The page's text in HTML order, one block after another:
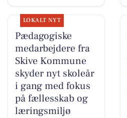
LOKALT NYT
Pædagogiske
medarbejdere fra
Skive Kommune
skyder nyt skoleår
i gang med fokus
på fællesskab og
læringsmiljø